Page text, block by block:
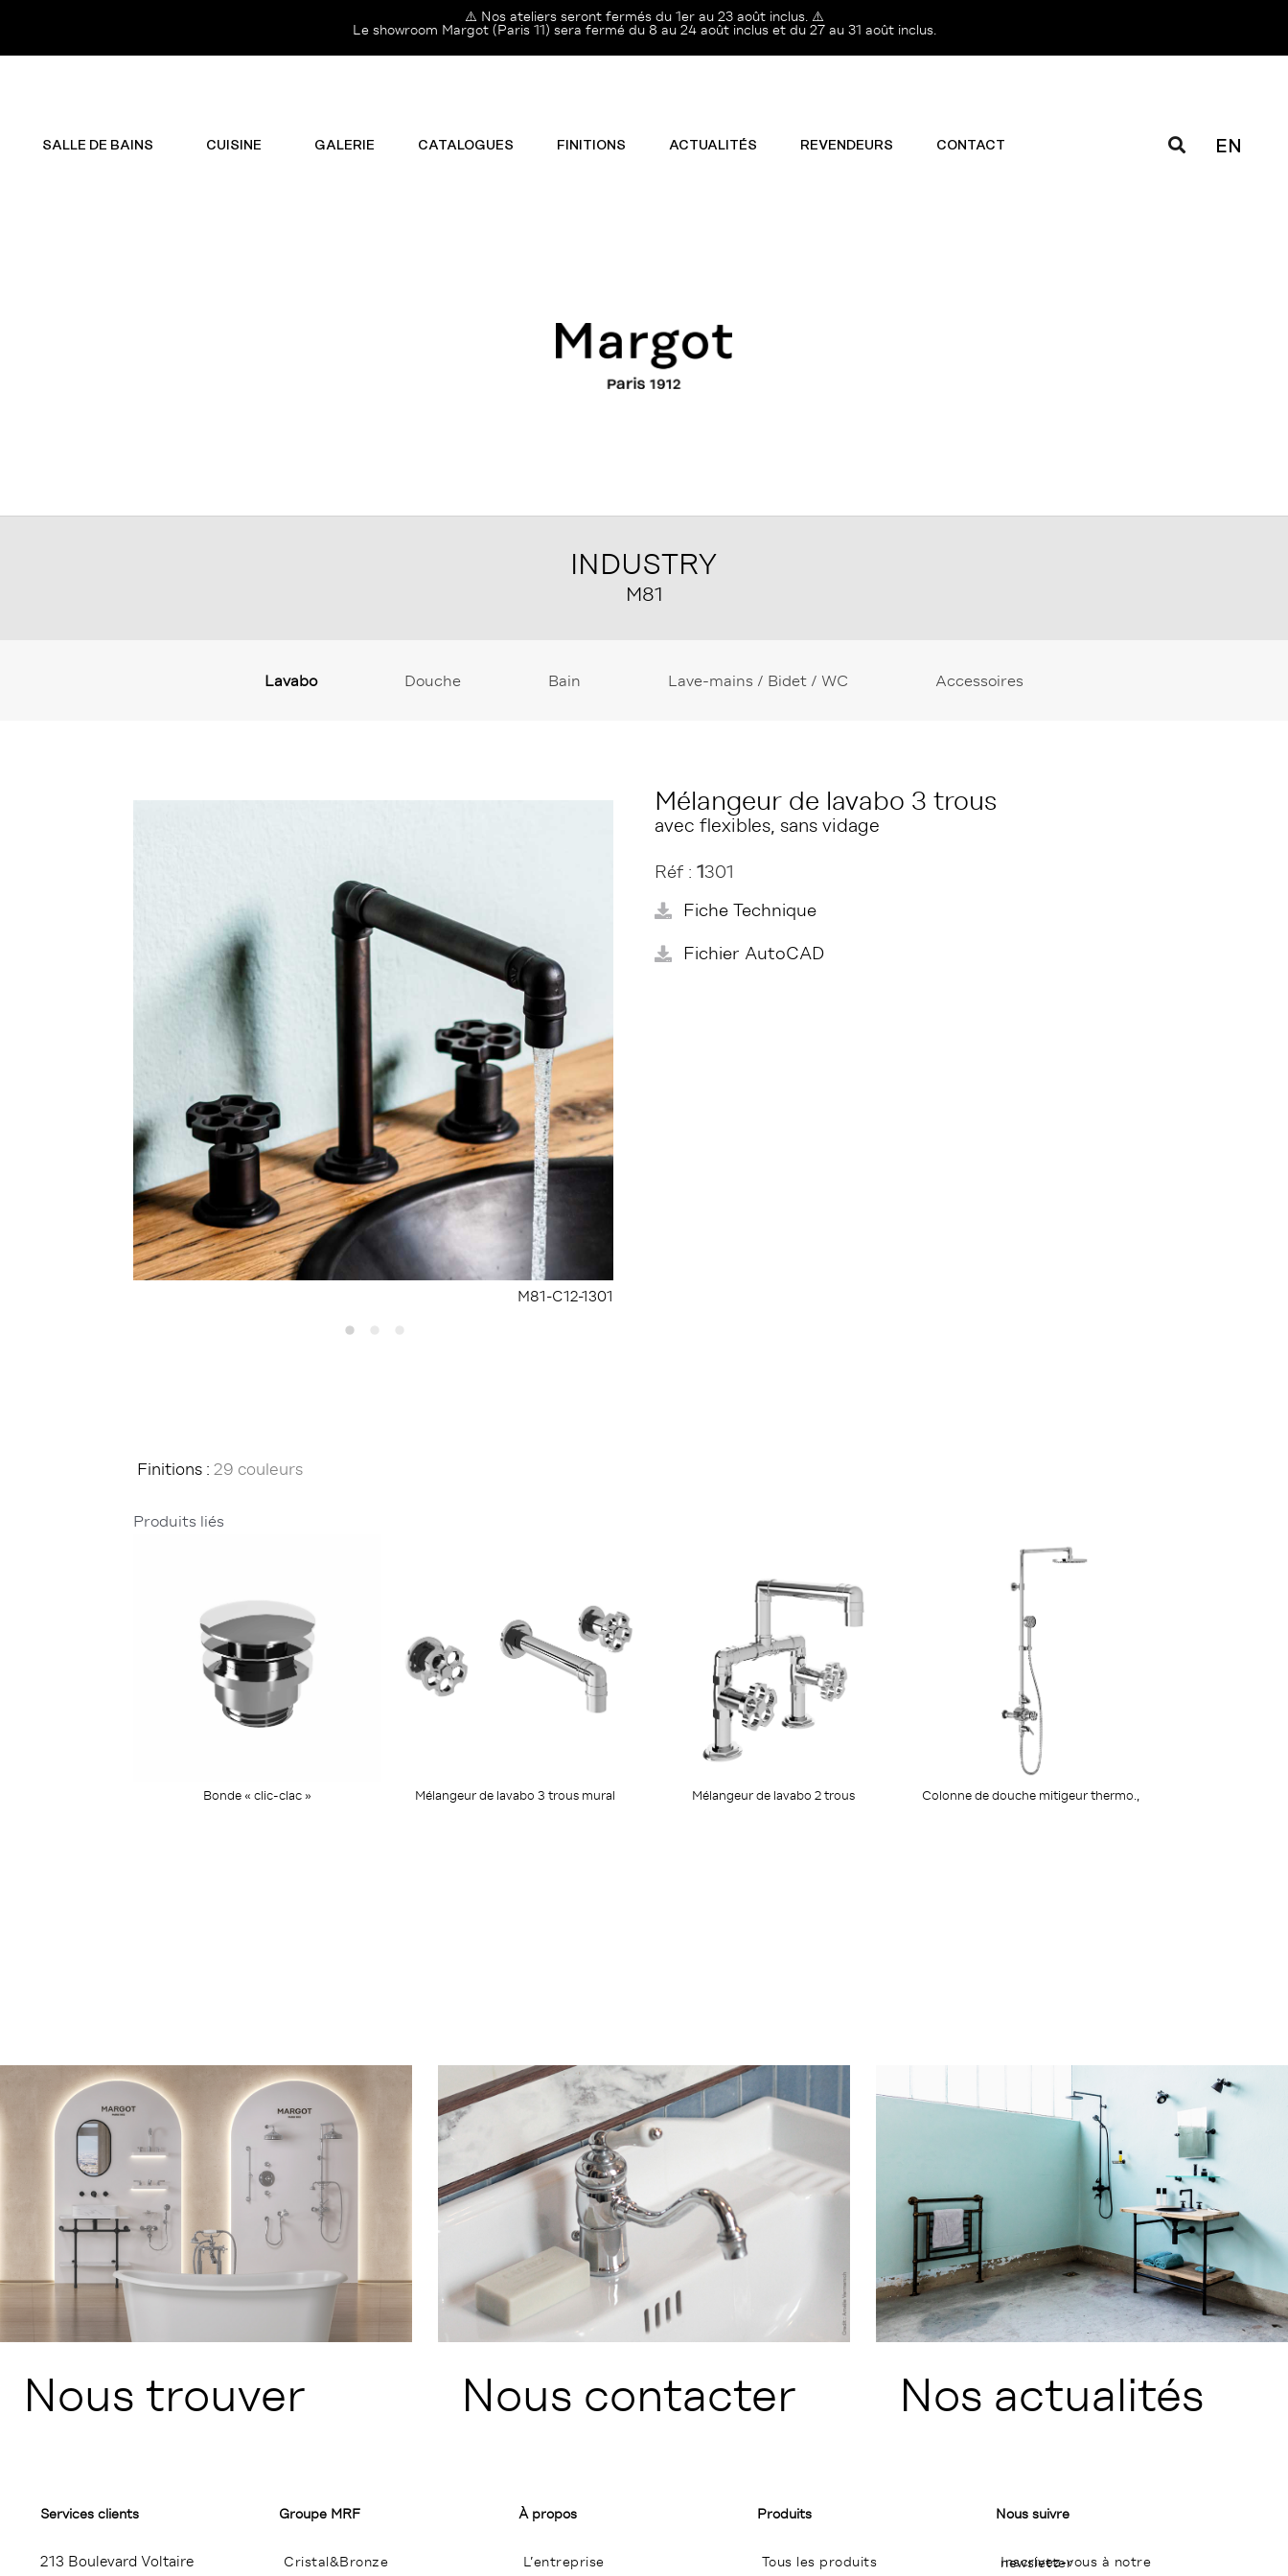
⚠️ Nos ateliers seront fermés du 1er au 23 août inclus. ⚠️
Le showroom Margot (Paris 11) sera fermé du 8 au 24 août inclus et du 27 au 31 août inclus.
SALLE DE BAINS CUISINE GALERIE CATALOGUES FINITIONS ACTUALITÉS REVENDEURS CONTACT EN
INDUSTRY
M81
Lavabo Douche Bain Lave-mains / Bidet / WC Accessoires
M81-C12-1301
Mélangeur de lavabo 3 trous
avec flexibles, sans vidage
Réf : 1301
Fiche Technique
Fichier AutoCAD
Finitions : 29 couleurs
Produits liés
Bonde « clic-clac » Mélangeur de lavabo 3 trous mural Mélangeur de lavabo 2 trous
Colonne de douche mitigeur thermo.,
Nous trouver Nous contacter Nos actualités
Services clients
213 Boulevard Voltaire
Groupe MRF
Cristal&Bronze
À propos
L’entreprise
Produits
Tous les produits
Nous suivre
Inscrivez-vous à notre newsletter